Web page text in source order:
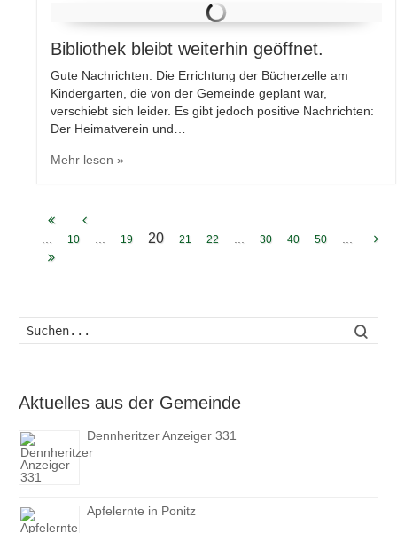
Bibliothek bleibt weiterhin geöffnet.
Gute Nachrichten. Die Errichtung der Bücherzelle am
Kindergarten, die von der Gemeinde geplant war,
verschiebt sich leider. Es gibt jedoch positive Nachrichten:
Der Heimatverein und…
Mehr lesen »
10 19 20 21 22 30 40 50
Aktuelles aus der Gemeinde
Dennheritzer Anzeiger 331
Apfelernte in Ponitz